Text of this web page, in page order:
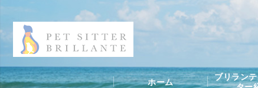
ホーム
ブリラン